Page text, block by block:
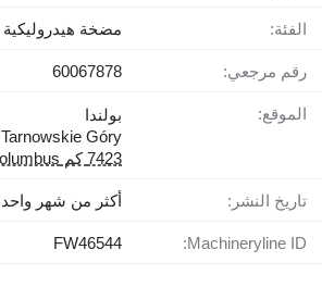
الفئة: مضخة هيدروليكية
رقم مرجعي: 60067878
الموقع:
بولندا
Tarnowskie Góry
7423 كم to "United States/Columbus"
تاريخ النشر: أكثر من شهر واحد
Machineryline ID:
FW46544